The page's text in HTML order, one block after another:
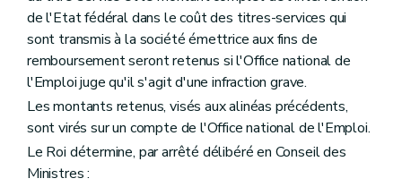
de l'Etat fédéral dans le coût des titres-services qui
sont transmis à la société émettrice aux fins de
remboursement seront retenus si l'Office national de
l'Emploi juge qu'il s'agit d'une infraction grave.
Les montants retenus, visés aux alinéas précédents,
sont virés sur un compte de l'Office national de l'Emploi.
Le Roi détermine, par arrêté délibéré en Conseil des
Ministres :